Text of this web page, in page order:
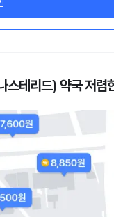
스테리드) 약국 저렴